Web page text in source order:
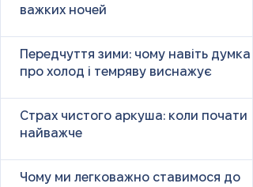
важких ночей
Передчуття зими: чому навіть думка
про холод і темряву виснажує
Страх чистого аркуша: коли почати
найважче
Чому ми легковажно ставимося до